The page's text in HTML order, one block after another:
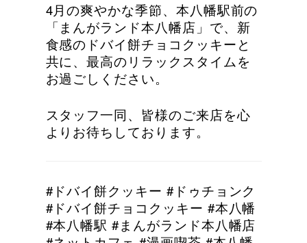
4月の爽やかな季節、本八幡駅前の
「まんがランド本八幡店」で、新
食感のドバイ餅チョコクッキーと
共に、最高のリラックスタイムを
お過ごしください。
スタッフ一同、皆様のご来店を心
よりお待ちしております。
#ドバイ餅クッキー #ドゥチョンク
#ドバイ餅チョコクッキー #本八幡
#本八幡駅 #まんがランド本八幡店